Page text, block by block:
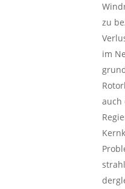
zu
im
auch